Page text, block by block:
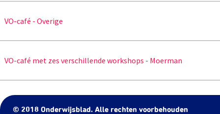
VO-café - Overige
VO-café met zes verschillende workshops - Moerman
© 2018 Onderwijsblad. Alle rechten voorbehouden